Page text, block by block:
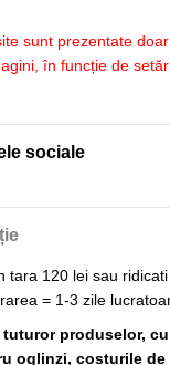
sunt prezentate
în funcție de
sociale
tara 120 lei sau
= 1-3 zile
produselor,
oglinzi, costurile